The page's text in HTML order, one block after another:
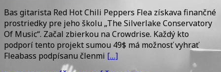
PODPÍSANÁ
KAPELOU
Bas gitarista Red Hot Chili Peppers Flea získava finančné
prostriedky pre jeho školu „The Silverlake Conservatory
Of Music“. Začal zbierkou na Crowdrise. Každý kto
podporí tento projekt sumou 49$ má možnosť vyhrať
Fleabass podpísanu členmi […]